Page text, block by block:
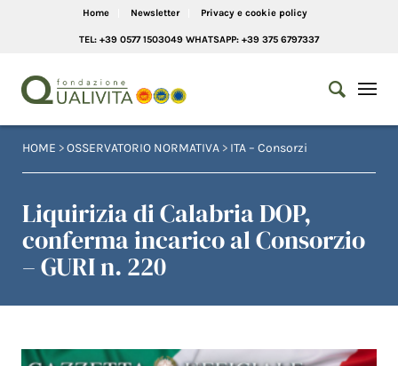
Home Newsletter Privacy e cookie policy
TEL: +39 0577 1503049 WHATSAPP: +39 375 6797337
HOME >OSSERVATORIO NORMATIVA > ITA – Consorzi
Liquirizia di Calabria DOP,
conferma incarico al Consorzio
– GURI n. 220